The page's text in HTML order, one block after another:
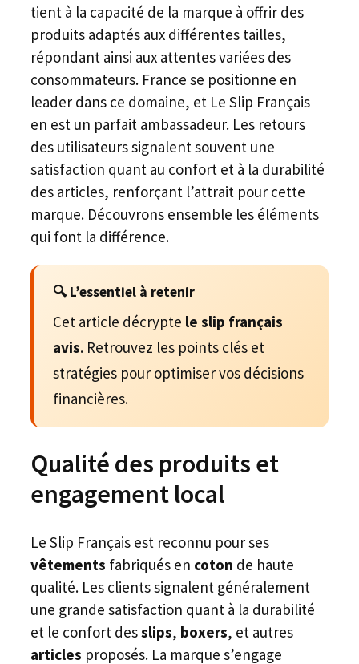
tient à la capacité de la marque à offrir des
produits adaptés aux différentes tailles,
répondant ainsi aux attentes variées des
consommateurs. France se positionne en
leader dans ce domaine, et Le Slip Français
en est un parfait ambassadeur. Les retours
des utilisateurs signalent souvent une
satisfaction quant au confort et à la durabilité
des articles, renforçant l’attrait pour cette
marque. Découvrons ensemble les éléments
qui font la différence.
🔍 L’essentiel à retenir
Cet article décrypte le slip français
avis. Retrouvez les points clés et
stratégies pour optimiser vos décisions
financières.
Qualité des produits et
engagement local
Le Slip Français est reconnu pour ses
vêtements fabriqués en coton de haute
qualité. Les clients signalent généralement
une grande satisfaction quant à la durabilité
et le confort desslips, boxers, et autres
articles proposés. La marque s’engage